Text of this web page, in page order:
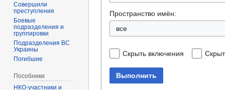
Пространство имён:
все
Скрыть включения
Выполнить
Совершили
преступления
Боевые
подразделения и
группировки
Подразделения ВС
Украины
Погибшие
Пособники